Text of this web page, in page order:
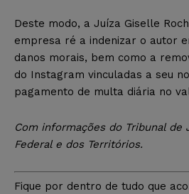
Deste modo, a Juíza Giselle
empresa ré a indenizar o autor
danos morais, bem como a
do Instagram vinculadas a seu
pagamento de multa diária no
Com informações do Tribunal de
Federal e dos Territórios.
Fique por dentro de tudo que